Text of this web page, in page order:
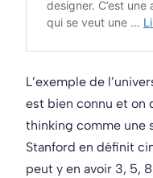
L’exemple de
est bien connu et on
thinking comme une
Stanford en définit
peut y en avoir 3, 5,